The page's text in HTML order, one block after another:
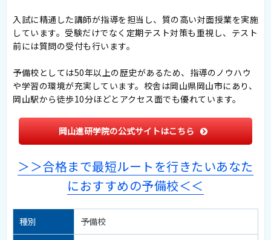
入試に精通した講師が指導を担当し、質の高い対面授業を実施
しています。受験だけでなく定期テスト対策も重視し、テスト
前には質問の受付も行います。
予備校としては50年以上の歴史があるため、指導のノウハウ
や学習の環境が充実しています。校舎は岡山県岡山市にあり、
岡山駅から徒歩10分ほどとアクセス面でも優れています。
岡山進研学院の公式サイトはこちら
＞＞合格まで最短ルートを行きたいあなた
におすすめの予備校＜＜
種別 予備校